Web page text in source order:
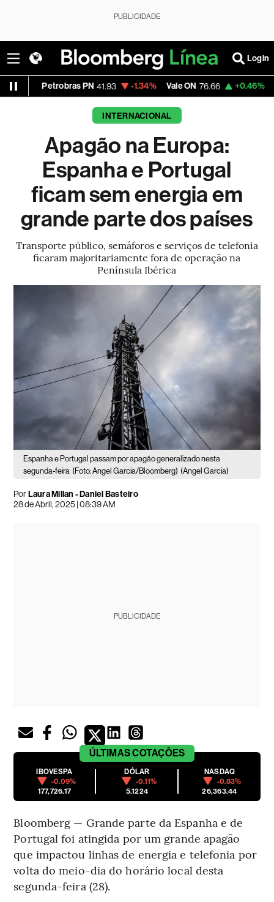
PUBLICIDADE
Login
Petrobras PN 41.93 -1.34% Vale ON 76.66 +0.46% Itaú PN
INTERNACIONAL
Apagão na Europa:
Espanha e Portugal
ficam sem energia em
grande parte dos países
Transporte público, semáforos e serviços de telefonia
ficaram majoritariamente fora de operação na
Península Ibérica
Espanha e Portugal passam por apagão generalizado nesta
segunda-feira (Foto: Angel Garcia/Bloomberg) (Angel Garcia)
PorLaura Millan - Daniel Basteiro
28 de Abril, 2025 | 08:39 AM
PUBLICIDADE
ÚLTIMASCOTAÇÕES
IBOVESPA
-0.09%
177,726.17
DÓLAR
-0.11%
5.1224
NASDAQ
-0.83%
26,363.44
Bloomberg — Grande parte da Espanha e de
Portugal foi atingida por um grande apagão
que impactou linhas de energia e telefonia por
volta do meio-dia do horário local desta
segunda-feira (28).